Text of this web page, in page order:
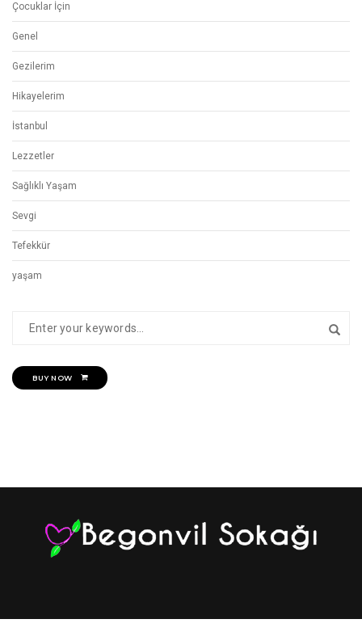
Çocuklar İçin
Genel
Gezilerim
Hikayelerim
İstanbul
Lezzetler
Sağlıklı Yaşam
Sevgi
Tefekkür
yaşam
BUY NOW